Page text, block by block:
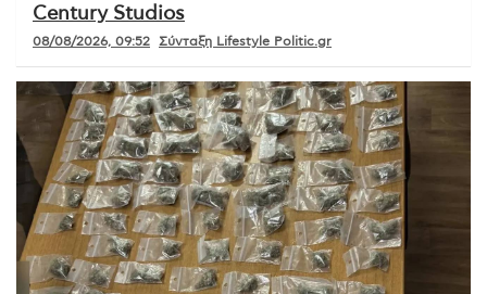
Century Studios
08/08/2026, 09:52 Σύνταξη Lifestyle Politic.gr